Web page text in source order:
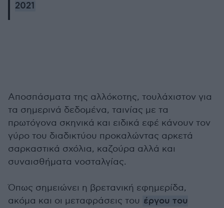
2021
Αποσπάσματα της αλλόκοτης, τουλάχιστον για
τα σημερινά δεδομένα, ταινίας με τα
πρωτόγονα σκηνικά και ειδικά εφέ κάνουν τον
γύρο του διαδικτύου προκαλώντας αρκετά
σαρκαστικά σχόλια, καζούρα αλλά και
συναισθήματα νοσταλγίας.
Όπως σημειώνει η βρετανική εφημερίδα,
ακόμα και οι μεταφράσεις του έργου του